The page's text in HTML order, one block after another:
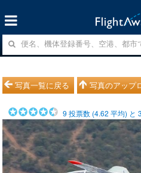
写真一覧に戻る 写真のアップ
9 投票数 (4.62 平均) と